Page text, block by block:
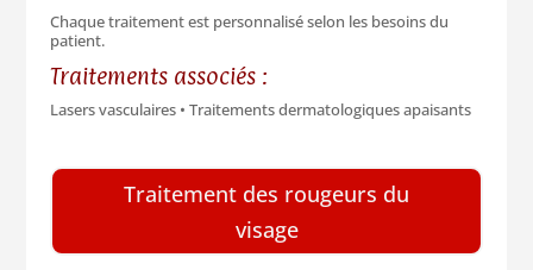
Chaque traitement est personnalisé selon les besoins du
patient.
Traitements associés :
Lasers vasculaires • Traitements dermatologiques apaisants
Traitement des rougeurs du
visage